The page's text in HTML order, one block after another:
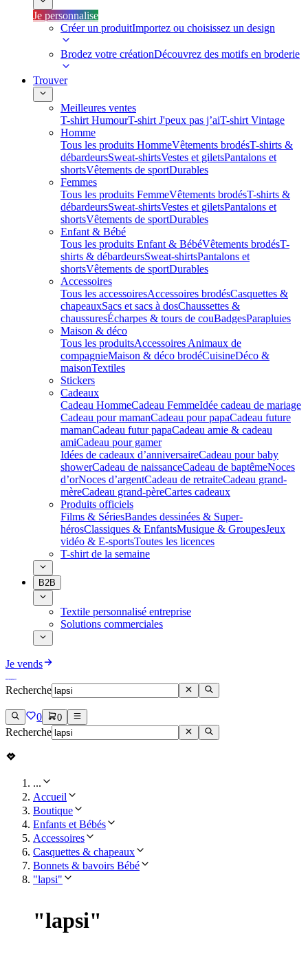
Je personnalise
Créer un produitImportez ou choisissez un design
Brodez votre créationDécouvrez des motifs en broderie
Trouver
Meilleures ventes
T-shirt HumourT-shirt J'peux pas j’aiT-shirt Vintage
Homme
Tous les produits HommeVêtements brodésT-shirts &
débardeursSweat-shirtsVestes et giletsPantalons et
shortsVêtements de sportDurables
Femmes
Tous les produits FemmeVêtements brodésT-shirts &
débardeursSweat-shirtsVestes et giletsPantalons et
shortsVêtements de sportDurables
Enfant & Bébé
Tous les produits Enfant & BébéVêtements brodésT-
shirts & débardeursSweat-shirtsPantalons et
shortsVêtements de sportDurables
Accessoires
Tous les accessoiresAccessoires brodésCasquettes &
chapeauxSacs et sacs à dosChaussettes &
chaussuresÉcharpes & tours de couBadgesParapluies
Maison & déco
Tous les produitsAccessoires Animaux de
compagnieMaison & déco brodéCuisineDéco &
maisonTextiles
Stickers
Cadeaux
Cadeau HommeCadeau FemmeIdée cadeau de mariage​
Cadeau pour mamanCadeau pour papaCadeau future
mamanCadeau futur papaCadeau amie & cadeau
amiCadeau pour gamer
Idées de cadeaux d’anniversaireCadeau pour baby
showerCadeau de naissanceCadeau de baptêmeNoces
d’orNoces d’argentCadeau de retraiteCadeau grand-
mèreCadeau grand-pèreCartes cadeaux
Produits officiels
Films & SériesBandes dessinées & Super-
hérosClassiques & EnfantsMusique & GroupesJeux
vidéo & E-sportsToutes les licences
T-shirt de la semaine
B2B
Textile personnalisé entreprise
Solutions commerciales
Je vends
Recherche
0 0
Recherche
...
Accueil
Boutique
Enfants et Bébés
Accessoires
Casquettes & chapeaux
Bonnets & bavoirs Bébé
"lapsi"
"lapsi"